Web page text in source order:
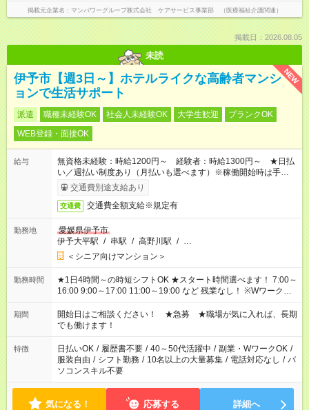
掲載元企業名 マンパワーグループ株式会社 ケアサービス事業部 （医療福祉介護関連）
掲載日：2026.08.05
未読
NEW
伊予市【週3日～】ホテルライクな高齢者マンシ
ョンで生活サポート
派遣 職種未経験OK 社会人未経験OK 大学生歓迎
ブランクOK
WEB登録・面接OK
給与
無資格未経験：時給1200円～ 経験者：時給1300円～ ★日払
い／週払い制度あり（月払いも選べます）※稼働開始時は手続き
完了次第のお支払いとなります。
交通費別途支給あり
交通費 交通費全額支給※規定有
勤務地
愛媛県伊予市
伊予大平駅 / 串駅 / 高野川駅 / …
＜シニア向けマンション＞
勤務時間
★1日4時間～の時短シフトOK ★スタート時間選べます！ 7:00～
16:00 9:00～17:00 11:00～19:00 など 残業なし！ ※Wワークの
場合、他のお仕事と合わせ週40時間超の就業はご案内できませ
ん ※法令に基づき、週20時間以上勤務は社会保険への加入対象
となります ※労働者派遣法（日雇い派遣の原則禁止）により、
短時間・短期間の就業はご案内が難しい場合があります
期間
開始日はご相談ください！ ★急募 ★職場が気に入れば、長期
でも働けます！
特徴 日払いOK / 履歴書不要 / 40～50代活躍中 / 副業・WワークOK /
服装自由 / シフト勤務 / 10名以上の大量募集 / 電話対応なし / パ
ソコンスキル不要
気になる！ 応募する 詳細へ